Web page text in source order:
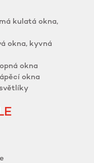
kulatá okna,
okna, kyvná
okna
okna